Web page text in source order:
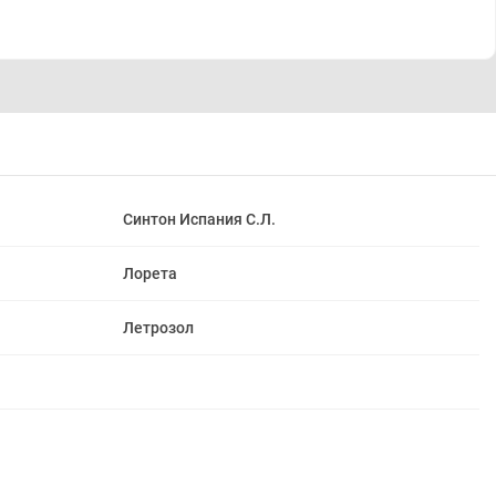
Синтон Испания С.Л.
Лорета
Летрозол